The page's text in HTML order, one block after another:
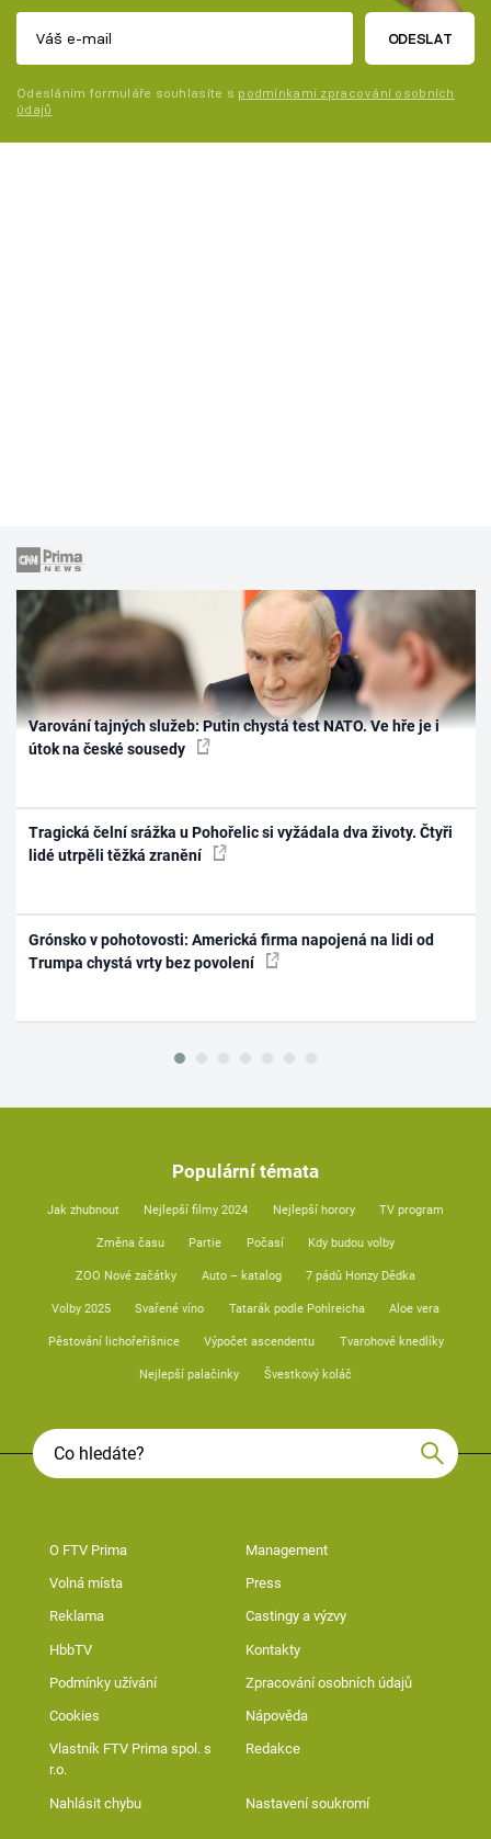
ODESLAT
Odesláním formuláře souhlasíte s podmínkami zpracování osobních
údajů
Varování tajných služeb: Putin chystá test NATO. Ve hře je i
útok na české sousedy
Tragická čelní srážka u Pohořelic si vyžádala dva životy. Čtyři
lidé utrpěli těžká zranění
Grónsko v pohotovosti: Americká firma napojená na lidi od
Trumpa chystá vrty bez povolení
Populární témata
Jak zhubnout Nejlepší filmy 2024 Nejlepší horory TV program
Změna času Partie Počasí Kdy budou volby
ZOO Nové začátky Auto – katalog 7 pádů Honzy Dědka
Volby 2025 Svařené víno Tatarák podle Pohlreicha Aloe vera
Pěstování lichořeřišnice Výpočet ascendentu Tvarohové knedlíky
Nejlepší palačinky Švestkový koláč
O FTV Prima Management
Volná místa Press
Reklama Castingy a výzvy
HbbTV Kontakty
Podmínky užívání Zpracování osobních údajů
Cookies Nápověda
Vlastník FTV Prima spol. s
r.o.
Redakce
Nahlásit chybu Nastavení soukromí